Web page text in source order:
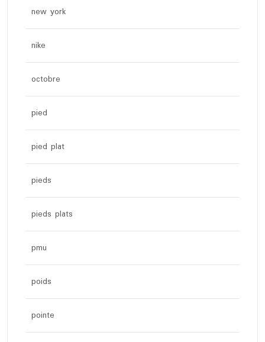
new york
nike
octobre
pied
pied plat
pieds
pieds plats
pmu
poids
pointe